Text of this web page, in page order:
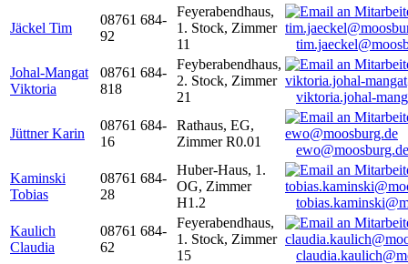
Jäckel Tim
08761 684-
92
Feyerabendhaus,
1. Stock, Zimmer
11
Johal-Mangat
Viktoria
08761 684-
818
Feyberabendhaus,
2. Stock, Zimmer
21
viktoria.johal-
Jüttner Karin
08761 684-
16
Rathaus, EG,
Zimmer R0.01
ewo@moosburg.de
Kaminski
Tobias
08761 684-
28
Huber-Haus, 1.
OG, Zimmer
H1.2
Kaulich
Claudia
08761 684-
62
Feyerabendhaus,
1. Stock, Zimmer
15